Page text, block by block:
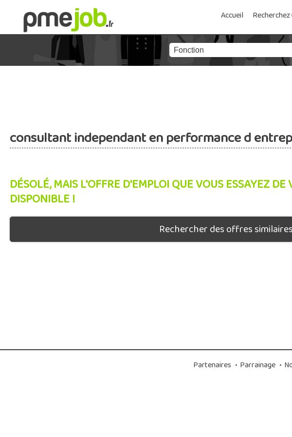
Accueil
consultant independant en performance d
DÉSOLÉ, MAIS L'OFFRE D'EMPLOI QUE VOUS ESSAYEZ
DISPONIBLE !
Rechercher des offres similaires
Partenaires • Parrainage •